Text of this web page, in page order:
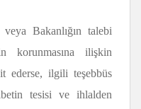
Bakanlığın talebi
korunmasına ilişkin
ederse, ilgili teşebbüs
tesisi ve ihlalden